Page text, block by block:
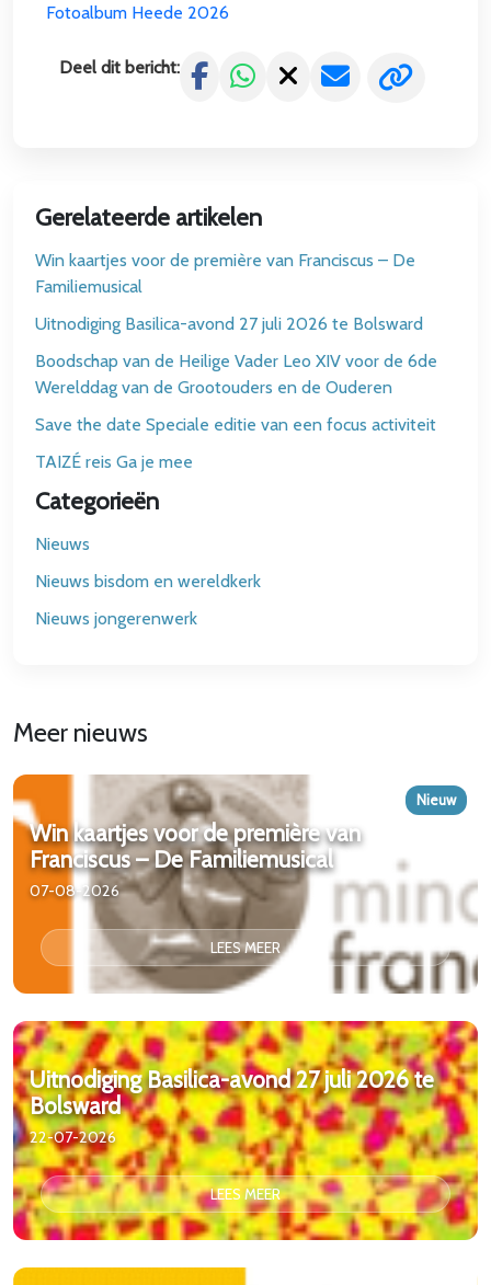
Fotoalbum Heede 2026
Deel dit bericht:
Gerelateerde artikelen
Win kaartjes voor de première van Franciscus – De
Familiemusical
Uitnodiging Basilica-avond 27 juli 2026 te Bolsward
Boodschap van de Heilige Vader Leo XIV voor de 6de
Werelddag van de Grootouders en de Ouderen
Save the date Speciale editie van een focus activiteit
TAIZÉ reis Ga je mee
Categorieën
Nieuws
Nieuws bisdom en wereldkerk
Nieuws jongerenwerk
Meer nieuws
Nieuw
Win kaartjes voor de première van
Franciscus – De Familiemusical
07-08-2026
LEES MEER
Uitnodiging Basilica-avond 27 juli 2026 te
Bolsward
22-07-2026
LEES MEER